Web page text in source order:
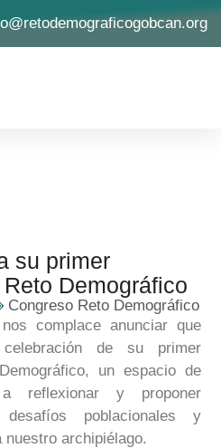
su primer
Demográfico
Congreso Reto Demográfico
complace anunciar que
de su primer
, un espacio de
a reflexionar y proponer
poblacionales y
archipiélago.